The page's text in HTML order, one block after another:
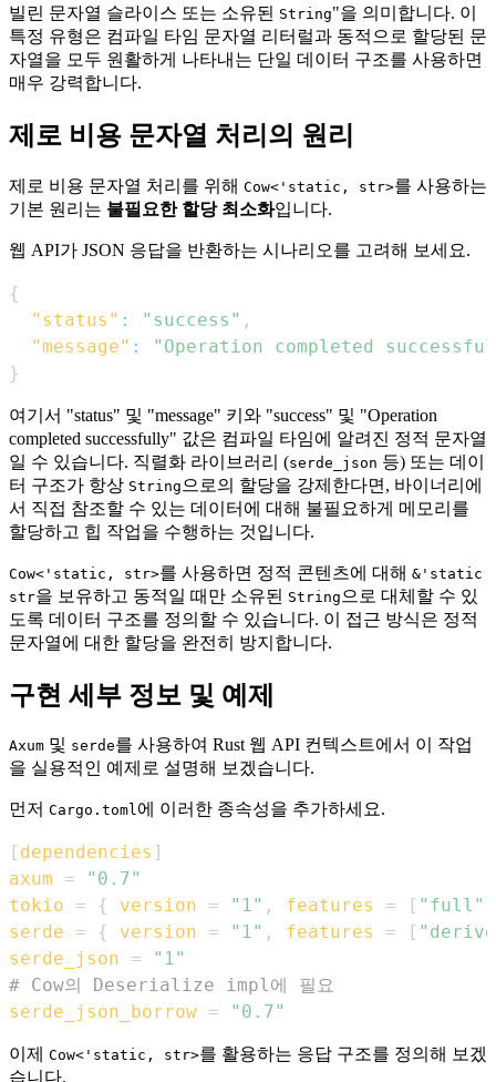
빌린 문자열 슬라이스 또는 소유된 String"을 의미합니다. 이
특정 유형은 컴파일 타임 문자열 리터럴과 동적으로 할당된 문
자열을 모두 원활하게 나타내는 단일 데이터 구조를 사용하면
매우 강력합니다.
제로 비용 문자열 처리의 원리
제로 비용 문자열 처리를 위해 Cow<'static, str>를 사용하는
기본 원리는 불필요한 할당 최소화입니다.
웹 API가 JSON 응답을 반환하는 시나리오를 고려해 보세요.
{
"status" : "success" ,
"message" :
"Operation completed
}
여기서 "status" 및 "message" 키와 "success" 및 "Operation
completed successfully" 값은 컴파일 타임에 알려진 정적 문자열
일 수 있습니다. 직렬화 라이브러리 (serde_json 등) 또는 데이
터 구조가 항상 String 으로의 할당을 강제한다면, 바이너리에
서 직접 참조할 수 있는 데이터에 대해 불필요하게 메모리를
할당하고 힙 작업을 수행하는 것입니다.
Cow<'static, str>를 사용하면 정적 콘텐츠에 대해 &'static
str을 보유하고 동적일 때만 소유된 String 으로 대체할 수 있
도록 데이터 구조를 정의할 수 있습니다. 이 접근 방식은 정적
문자열에 대한 할당을 완전히 방지합니다.
구현 세부 정보 및 예제
Axum 및 serde를 사용하여 Rust 웹 API 컨텍스트에서 이 작업
을 실용적인 예제로 설명해 보겠습니다.
먼저 Cargo.toml에 이러한 종속성을 추가하세요.
[ dependencies ]
axum
=
"0.7"
tokio
= { version = "1" , features = [ "full"
serde
= { version = "1" , features = [
serde_json
=
"1"
# Cow의 Deserialize impl에 필요
serde_json_borrow = "0.7"
이제 Cow<'static, str>를 활용하는 응답 구조를 정의해 보겠
습니다.